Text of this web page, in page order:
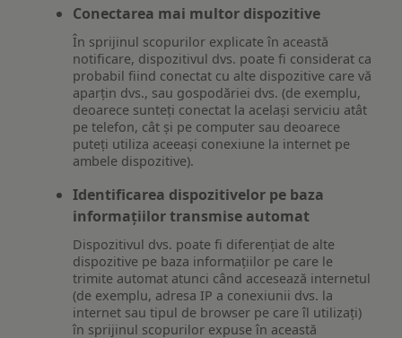
Conectarea mai multor dispozitive
În sprijinul scopurilor explicate în această
notificare, dispozitivul dvs. poate fi considerat ca
probabil fiind conectat cu alte dispozitive care vă
aparțin dvs., sau gospodăriei dvs. (de exemplu,
deoarece sunteți conectat la același serviciu atât
pe telefon, cât și pe computer sau deoarece
puteți utiliza aceeași conexiune la internet pe
ambele dispozitive).
Identificarea dispozitivelor pe baza
informațiilor transmise automat
Dispozitivul dvs. poate fi diferențiat de alte
dispozitive pe baza informațiilor pe care le
trimite automat atunci când accesează internetul
(de exemplu, adresa IP a conexiunii dvs. la
internet sau tipul de browser pe care îl utilizați)
în sprijinul scopurilor expuse în această